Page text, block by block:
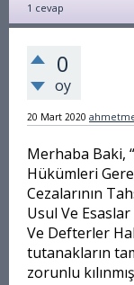
1 cevap
0
oy
20 Mart 2020
Merhaba Baki,
Hükümleri
Cezalarının
Usul Ve
Ve Defterler
tutanakların
zorunlu